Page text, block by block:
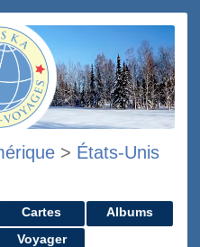
> États-Unis
Cartes
Albums
Voyager